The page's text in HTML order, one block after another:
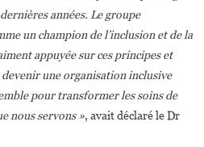
années. Le groupe
un champion de l’inclusion et de la
appuyée sur ces principes et
une organisation inclusive
pour transformer les soins de
nous servons », avait déclaré le Dr